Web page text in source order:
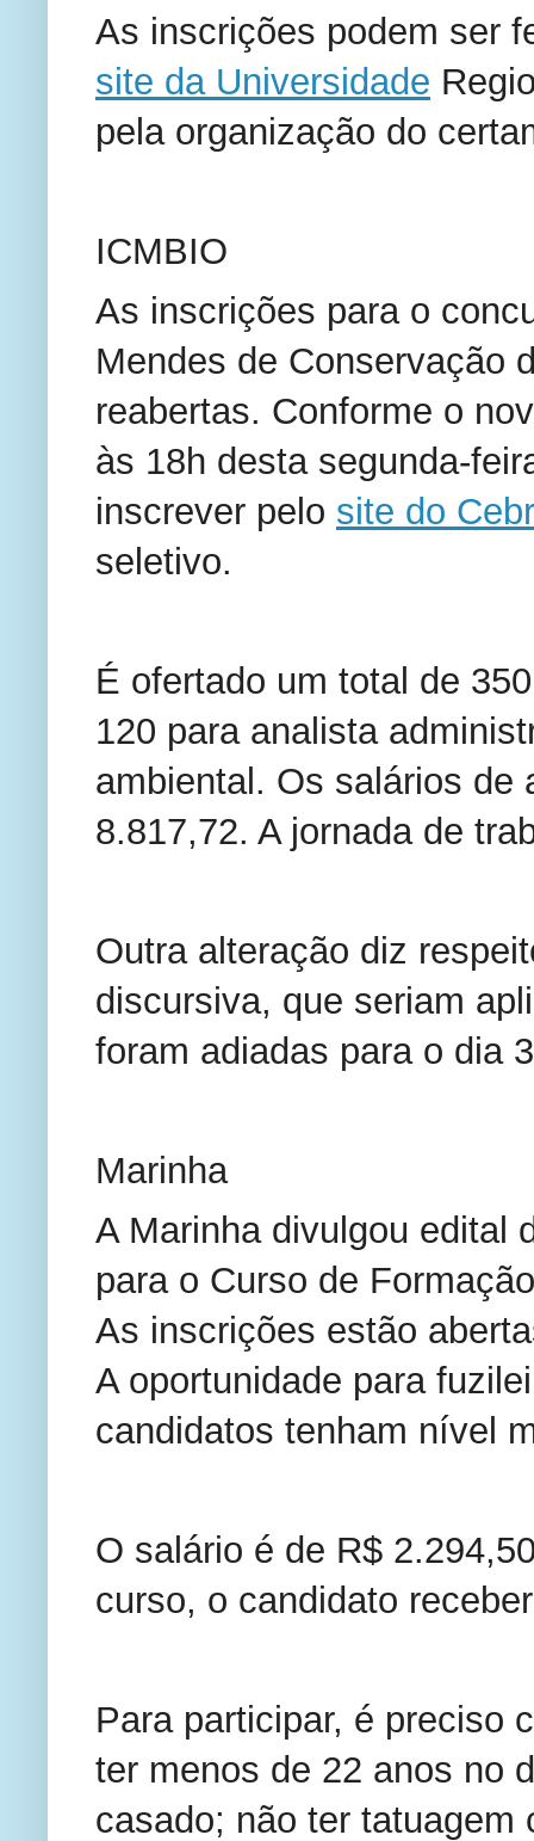
As inscrições podem ser
site da Universidade
pela organização do
ICMBIO
As inscrições para o
Mendes de Conservação
reabertas. Conforme o
às 18h desta segunda-
inscrever pelo site do
seletivo.
É ofertado um total de
120 para analista
ambiental. Os salários de
8.817,72. A jornada de
Outra alteração diz
discursiva, que seriam
foram adiadas para o dia
Marinha
A Marinha divulgou edital
para o Curso de
As inscrições estão
A oportunidade para
candidatos tenham nível
O salário é de R$
curso, o candidato
Para participar, é preciso
ter menos de 22 anos no
casado; não ter tatuagem